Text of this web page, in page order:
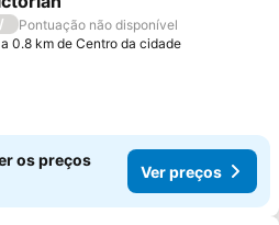
/
Pontuação não disponível
a 0.8 km de Centro da cidade
os preços
Ver preços